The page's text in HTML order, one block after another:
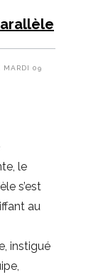
MARDI 09
le
s’est
au
instigué